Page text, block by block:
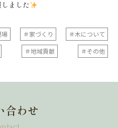
ました
場 ＃家づくり
＃木について
＃地域貢献 ＃その他
合わせ